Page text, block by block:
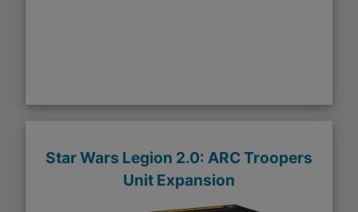
Star Wars Legion 2.0: ARC Troopers
Unit Expansion